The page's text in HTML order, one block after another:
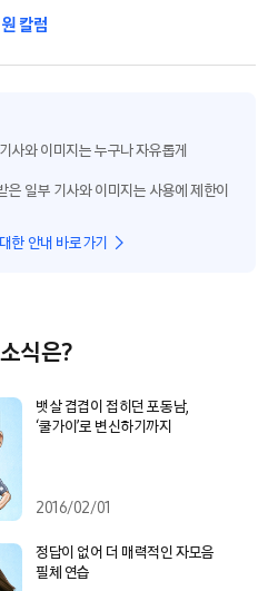
칼럼
사와 이미지는 누구나 자유롭게
일부 기사와 이미지는 사용에 제한이
한 안내 바로가기
식은?
뱃살 겹겹이 접히던 포동남,
‘쿨가이’로 변신하기까지
2016/02/01
정답이 없어 더 매력적인 자모음
필체 연습